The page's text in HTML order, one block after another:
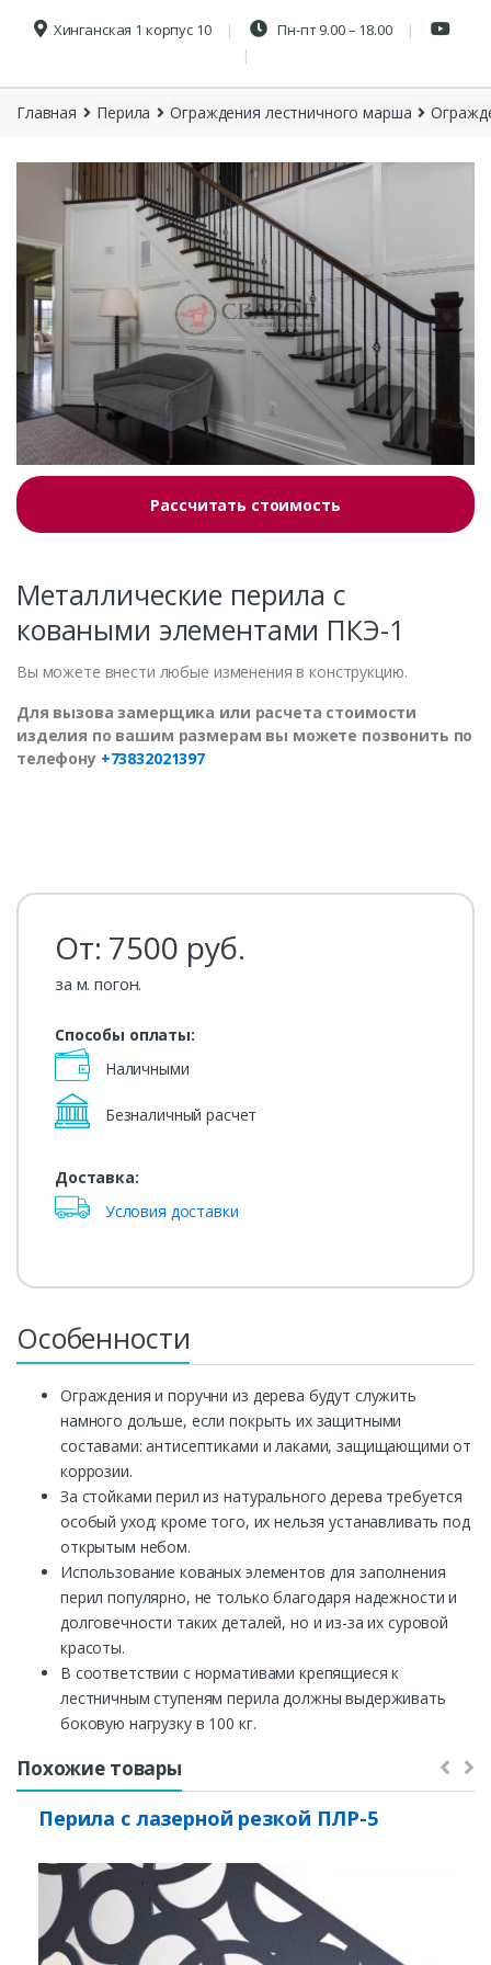
Заказать
Хинганская 1 корпус 10 Пн-пт 9.00 – 18.00
Главная Перила Ограждения лестничного марша
Рассчитать стоимость
Металлические перила с
коваными элементами ПКЭ-1
Вы можете внести любые изменения в конструкцию.
Для вызова замерщика или расчета стоимости
изделия по вашим размерам вы можете позвонить по
телефону +73832021397
От: 7500 руб.
за м. погон.
Способы оплаты:
Наличными
Безналичный расчет
Доставка:
Условия доставки
Особенности
Ограждения и поручни из дерева будут служить
намного дольше, если покрыть их защитными
составами: антисептиками и лаками, защищающими от
коррозии.
За стойками перил из натурального дерева требуется
особый уход; кроме того, их нельзя устанавливать под
открытым небом.
Использование кованых элементов для заполнения
перил популярно, не только благодаря надежности и
долговечности таких деталей, но и из-за их суровой
красоты.
В соответствии с нормативами крепящиеся к
лестничным ступеням перила должны выдерживать
боковую нагрузку в 100 кг.
Похожие товары
Перила с лазерной резкой ПЛР-5